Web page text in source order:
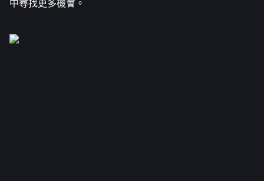
中尋找更多機會。